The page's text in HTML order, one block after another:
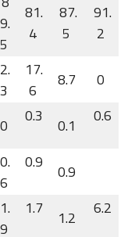
9.
5
81.
4
87.
5
91.
2
2.
3
17.
6
8.7 0
0 0.3 0.1 0.6
0.
6
0.9 0.9
1.
9
1.7 1.2 6.2